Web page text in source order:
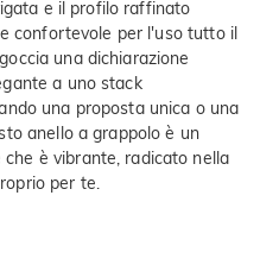
e il profilo raffinato
confortevole per l'uso tutto il
una dichiarazione
a uno stack
una proposta unica o una
anello a grappolo è un
è vibrante, radicato nella
per te.